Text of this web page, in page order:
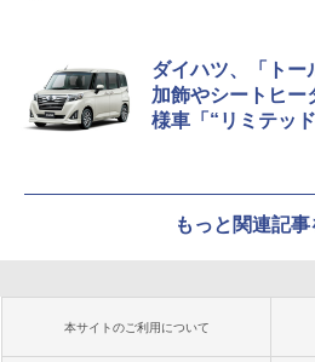
ダイハツ、「トー
加飾やシートヒー
様車「“リミテッド
もっと関連記事
本サイトのご利用について